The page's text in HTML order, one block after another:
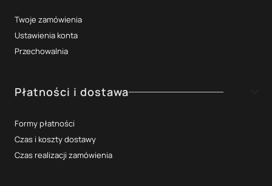
Twoje zamówienia
Ustawienia konta
Przechowalnia
Płatności i dostawa
Formy płatności
Czas i koszty dostawy
Czas realizacji zamówienia